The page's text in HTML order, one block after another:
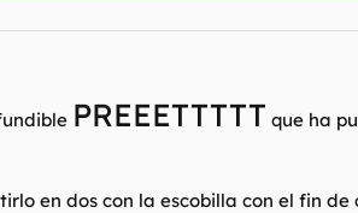
PREEETTTTT que ha
en dos con la escobilla con el fin de